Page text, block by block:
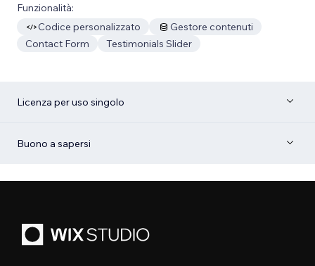
Funzionalità:
Codice personalizzato
Gestore contenuti
Contact Form
Testimonials Slider
Licenza per uso singolo
Buono a sapersi